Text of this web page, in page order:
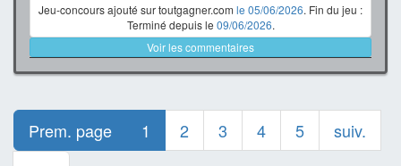
Jeu-concours ajouté sur toutgagner.com le 05/06/2026. Fin du jeu :
Terminé depuis le 09/06/2026.
Voir les commentaires
Prem. page 1 2 3 4 5
suiv.